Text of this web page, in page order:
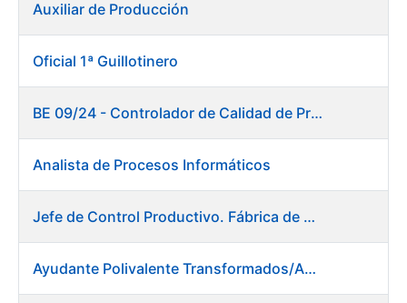
Auxiliar de Producción
Oficial 1ª Guillotinero
BE 09/24 - Controlador de Calidad de Preimpresión
Analista de Procesos Informáticos
Jefe de Control Productivo. Fábrica de Papel
Ayudante Polivalente Transformados/Acabados. Fábrica de Papel.